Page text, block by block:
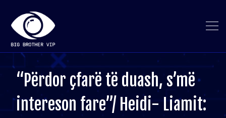
“Përdor çfarë të duash, s’më
intereson fare”/ Heidi- Liamit: